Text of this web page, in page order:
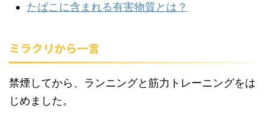
たばこに含まれる有害物質とは？
ミラクリから一言
禁煙してから、ランニングと筋力トレーニングをは
じめました。